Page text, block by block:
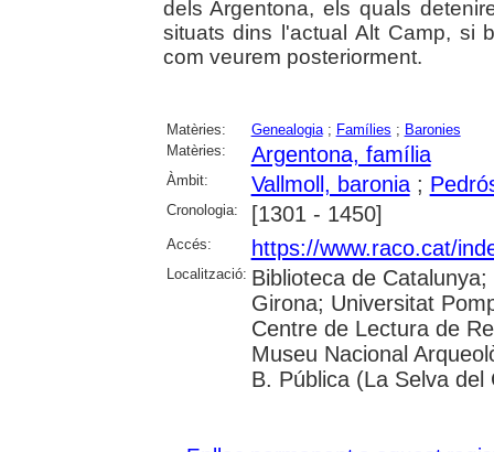
dels Argentona, els quals
situats dins l'actual Alt Camp, si
com veurem posteriorment.
Matèries: Genealogia; Famílies ; Baronies
Matèries:
Argentona, família
Àmbit: Vallmoll, baronia;
Cronologia: [1301 - 1450]
Accés: https://www.raco.cat/
Localització: Biblioteca de
Girona; Universitat
Centre de Lectura de
Museu Nacional
B. Pública (La Selva del